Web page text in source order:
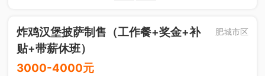
炸鸡汉堡披萨制售（工作餐+奖金+补
贴+带薪休班）
肥城市区
3000-4000元